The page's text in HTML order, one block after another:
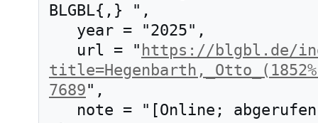
BLGBL{,} ",
   url = "
https://blgbl.de/
7689",